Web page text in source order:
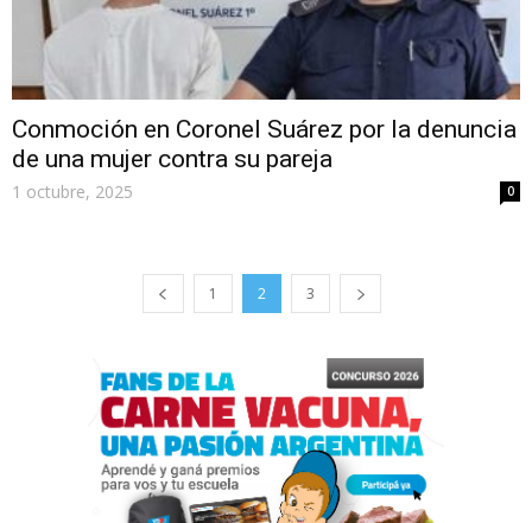
Conmoción en Coronel Suárez por la denuncia
de una mujer contra su pareja
1 octubre, 2025 0
1 2 3